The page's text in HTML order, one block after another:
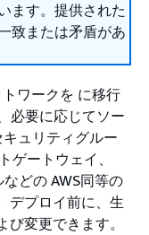
ます。提供された
致または矛盾があ
ワークを に移行
必要に応じてソー
ュリティグルー
ゲートウェイ、
どの AWS同等の
デプロイ前に、生
変更できます。